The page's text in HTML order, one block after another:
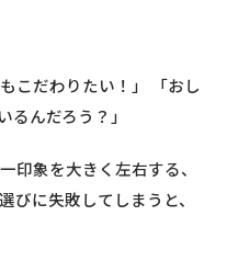
こだわりたい！」 「おし
るんだろう？」
印象を大きく左右する、
びに失敗してしまうと、